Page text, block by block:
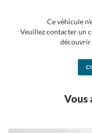
Ce véhicule
Veuillez contacter un
découvrir
Vous